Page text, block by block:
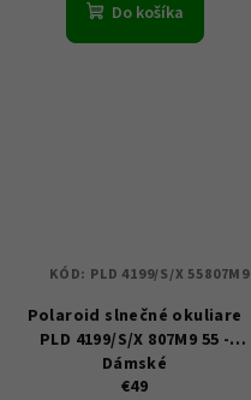
Do košíka
Polaroid slnečné okuliare
PLD 4199/S/X 807M9 55 -
Dámské
€49
KÓD: PLD 4199/S/X 55807M9